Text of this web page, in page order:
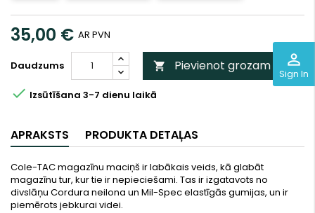
perm_identity
Sign In
35,00 € AR PVN
Daudzums  Pievienot grozam
 Izsūtīšana 3-7 dienu laikā
APRAKSTS PRODUKTA DETAĻAS
Cole-TAC magazīnu maciņš ir labākais veids, kā glabāt
magazīnu tur, kur tie ir nepieciešami. Tas ir izgatavots no
divslāņu Cordura neilona un Mil-Spec elastīgās gumijas, un ir
piemērots jebkurai videi.